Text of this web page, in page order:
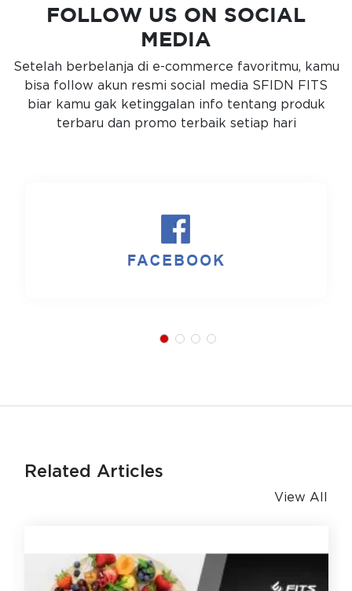
FOLLOW US ON SOCIAL
MEDIA
Setelah berbelanja di e-commerce favoritmu, kamu
bisa follow akun resmi social media SFIDN FITS
biar kamu gak ketinggalan info tentang produk
terbaru dan promo terbaik setiap hari
Related Articles
View All